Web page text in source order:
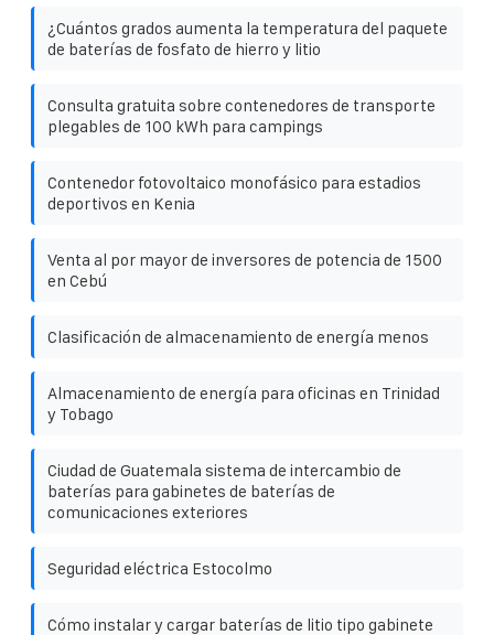
¿Cuántos grados aumenta la temperatura del paquete
de baterías de fosfato de hierro y litio
Consulta gratuita sobre contenedores de transporte
plegables de 100 kWh para campings
Contenedor fotovoltaico monofásico para estadios
deportivos en Kenia
Venta al por mayor de inversores de potencia de 1500
en Cebú
Clasificación de almacenamiento de energía menos
Almacenamiento de energía para oficinas en Trinidad
y Tobago
Ciudad de Guatemala sistema de intercambio de
baterías para gabinetes de baterías de
comunicaciones exteriores
Seguridad eléctrica Estocolmo
Cómo instalar y cargar baterías de litio tipo gabinete